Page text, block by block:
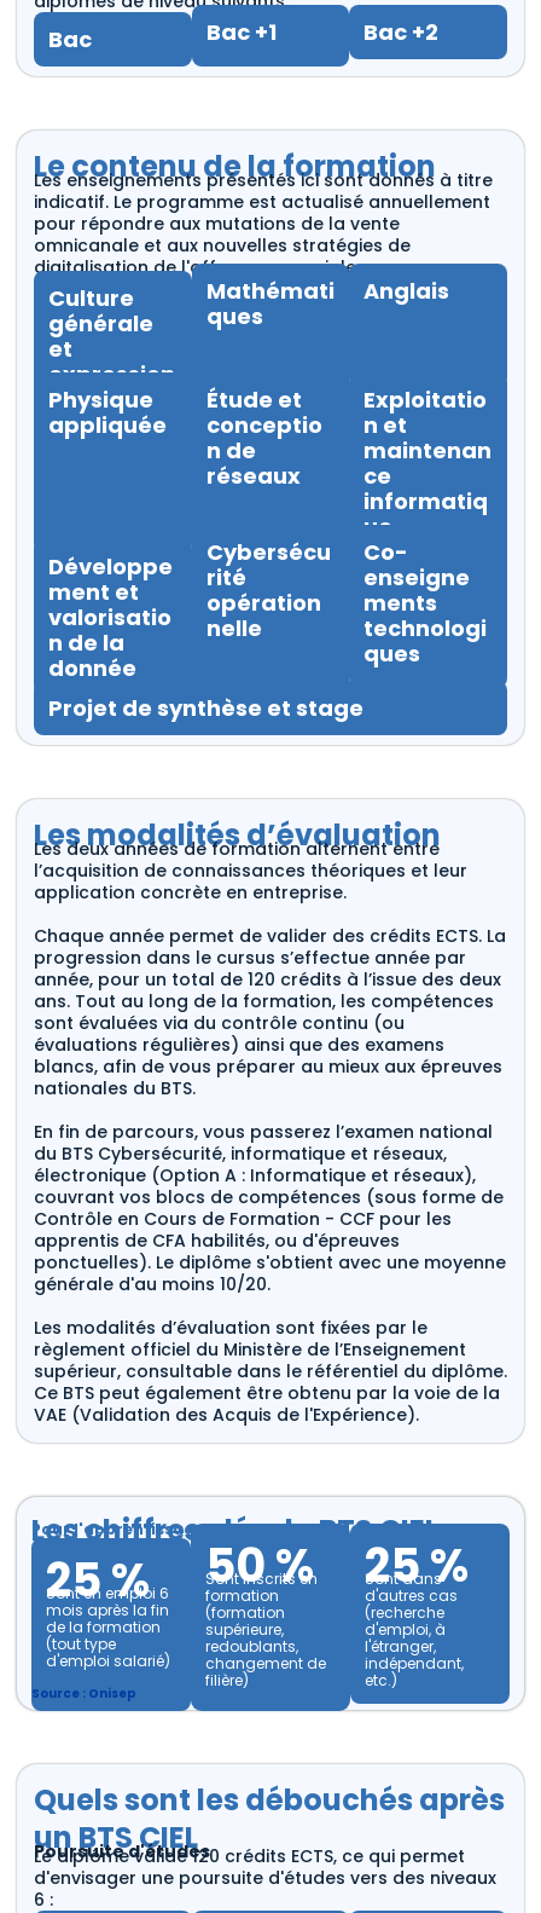
Bac Bac +1 Bac +2
Le contenu de la formation
Les enseignements présentés ici sont donnés à titre
indicatif. Le programme est actualisé annuellement
pour répondre aux mutations de la vente
omnicanale et aux nouvelles stratégies de
digitalisation de l'offre commerciale.
Culture
générale
et
expression
Mathémati
ques
Anglais
Physique
appliquée
Étude et
conceptio
n de
réseaux
Exploitatio
n et
maintenan
ce
informatiq
ue
Développe
ment et
valorisatio
n de la
donnée
Cybersécu
rité
opération
nelle
Co-
enseigne
ments
technologi
ques
Projet de synthèse et stage
Les modalités d’évaluation
Les deux années de formation alternent entre
l’acquisition de connaissances théoriques et leur
application concrète en entreprise.
Chaque année permet de valider des crédits ECTS. La
progression dans le cursus s’effectue année par
année, pour un total de 120 crédits à l’issue des deux
ans. Tout au long de la formation, les compétences
sont évaluées via du contrôle continu (ou
évaluations régulières) ainsi que des examens
blancs, afin de vous préparer au mieux aux épreuves
nationales du BTS.
En fin de parcours, vous passerez l’examen national
du BTS Cybersécurité, informatique et réseaux,
électronique (Option A : Informatique et réseaux),
couvrant vos blocs de compétences (sous forme de
Contrôle en Cours de Formation - CCF pour les
apprentis de CFA habilités, ou d'épreuves
ponctuelles). Le diplôme s'obtient avec une moyenne
générale d'au moins 10/20.
Les modalités d’évaluation sont fixées par le
règlement officiel du Ministère de l’Enseignement
supérieur, consultable dans le référentiel du diplôme.
Ce BTS peut également être obtenu par la voie de la
VAE (Validation des Acquis de l'Expérience).
Les chiffres clés du BTS CIEL
Pour l'apprentissage
25 %
Sont en emploi 6
mois après la fin
de la formation
(tout type
d'emploi salarié)
50 %
Sont inscrits en
formation
(formation
supérieure,
redoublants,
changement de
filière)
25 %
Sont dans
d'autres cas
(recherche
d'emploi, à
l'étranger,
indépendant,
etc.)
Source : Onisep
Quels sont les débouchés après
un BTS CIEL
Poursuite d'études
Le diplôme valide 120 crédits ECTS, ce qui permet
d'envisager une poursuite d'études vers des niveaux
6 :